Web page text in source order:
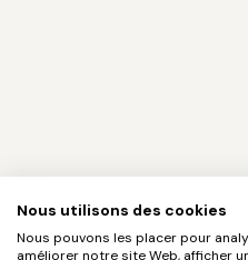
Nous utilisons des cookies
Nous pouvons les placer pour
améliorer notre site Web, afficher